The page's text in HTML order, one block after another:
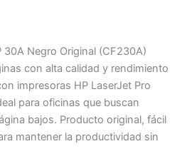
30A Negro Original (CF230A)
con alta calidad y rendimiento
impresoras HP LaserJet Pro
para oficinas que buscan
bajos. Producto original, fácil
mantener la productividad sin